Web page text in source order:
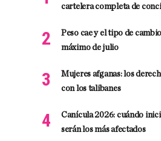
cartelera completa de
Peso cae y el tipo de
máximo de julio
Mujeres afganas: los
con los talibanes
Canícula 2026: cuándo
serán los más afectados